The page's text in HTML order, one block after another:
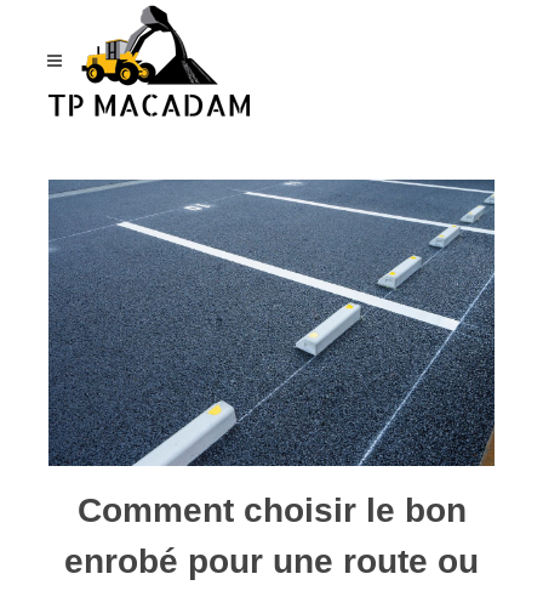
Comment choisir le bon
enrobé pour une route ou
Panneau de gestion des cookies